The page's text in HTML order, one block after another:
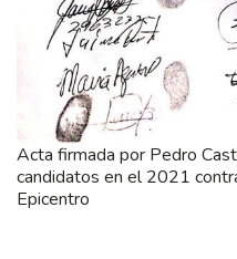
Acta firmada por Pedro
candidatos en el 2021
Epicentro